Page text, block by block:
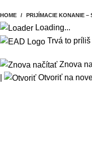
HOME PRIJÍMACIE KONANIE –
Loading...
Trvá to
Znova
Otvoriť na